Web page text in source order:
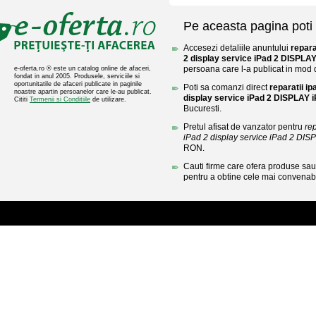
e-oferta.ro ® este un catalog online de afaceri,
fondat in anul 2005. Produsele, serviciile si
oportunitatile de afaceri publicate in paginile
noastre apartin persoanelor care le-au publicat.
Cititi Termenii si Conditiile de utilizare.
Pe aceasta pagina poti
Accesezi detaliile anuntului
2 display service iPad 2
persoana care l-a publicat in mod
Poti sa comanzi directreparatii
display service iPad 2 DISPLAY
Bucuresti.
Pretul afisat de vanzator pentru
iPad 2 display service iPad 2
RON.
Cauti firme care ofera produse
pentru a obtine cele mai